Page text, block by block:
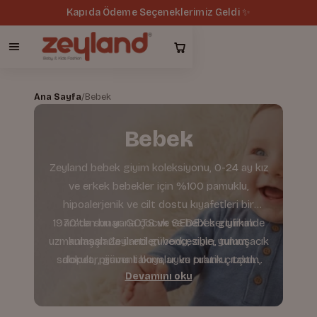
Kapıda Ödeme Seçeneklerimiz Geldi ✨
Ana Sayfa/Bebek
Bebek
Zeyland bebek giyim koleksiyonu, 0-24 ay kız
ve erkek bebekler için %100 pamuklu,
hipoalerjenik ve cilt dostu kıyafetleri bir
arada sunar. GOTS ve SEDEX sertifikalı
kumaşlarla üretilen body, zıbın, tulum,
salopet, pijama takımı, uyku tulumu, takım,
sweatshirt, pantolon ve dış giyim
seçenekleriyle bebeğinizin her anına konfor
1970'ten bu yana çocuk ve bebek giyiminde
uzmanlaşan Zeyland güvencesiyle; yumuşacık
dokular, güvenli boyalar ve pratik çıtçıtlı
kalıplar sunuyoruz. Kız Bebek ve Erkek Bebek
kategorilerinden bebeğinize en uygun
Devamını oku